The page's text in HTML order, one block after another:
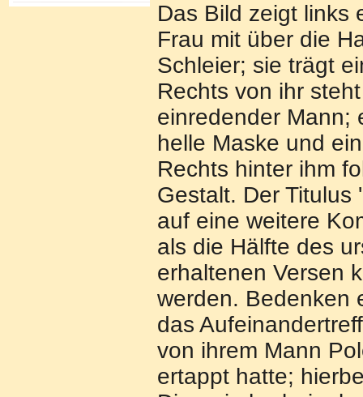
Das Bild zeigt links
Frau mit über die
Schleier; sie trägt
Rechts von ihr
einredender Mann;
helle Maske und
Rechts hinter ihm
Gestalt. Der Titulus
auf eine weitere
als die Hälfte des
erhaltenen Versen
werden. Bedenken
das
von ihrem Mann
ertappt hatte;